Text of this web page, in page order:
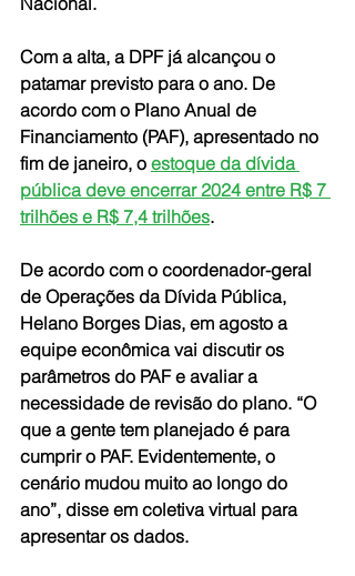
Com a alta, a DPF já alcançou o
patamar previsto para o ano. De
acordo com o Plano Anual de
Financiamento (PAF), apresentado no
fim de janeiro, o estoque da dívida
pública deve encerrar 2024 entre R$ 7
trilhões e R$ 7,4 trilhões.
De acordo com o coordenador-geral
de Operações da Dívida Pública,
Helano Borges Dias, em agosto a
equipe econômica vai discutir os
parâmetros do PAF e avaliar a
necessidade de revisão do plano. “O
que a gente tem planejado é para
cumprir o PAF. Evidentemente, o
cenário mudou muito ao longo do
ano”, disse em coletiva virtual para
apresentar os dados.